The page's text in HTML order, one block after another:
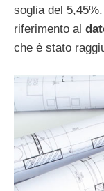
soglia del
riferimento al
che è stato